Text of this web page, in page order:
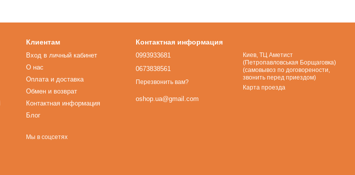
Клиентам
Вход в личный кабинет
О нас
Оплата и доставка
Обмен и возврат
Контактная информация
Блог
Мы в соцсетях
Контактная информация
0993933681
0673838561
Перезвонить вам?
oshop.ua@gmail.com
Киев, ТЦ Аметист
(Петропавловськая Борщаговка)
(самовывоз по договорености,
звонить перед приездом)
Карта проезда